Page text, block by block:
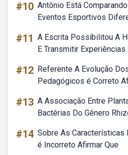
#10 Antônio Está
Eventos Esportivos
#11 A Escrita Possibilitou A
E Transmitir Experiências
#12 Referente A Evolução
Pedagógicos é Correto
#13 A Associação Entre
Bactérias Do Gênero
#14 Sobre As Características
é Incorreto Afirmar Que